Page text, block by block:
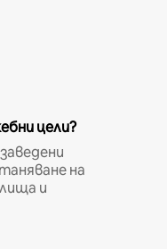
цели?
на
и